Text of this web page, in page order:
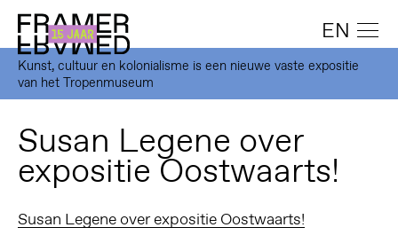
EN
Kunst, cultuur en kolonialisme is een nieuwe vaste expositie
van het Tropenmuseum
Susan Legene over
expositie Oostwaarts!
Susan Legene over expositie Oostwaarts!